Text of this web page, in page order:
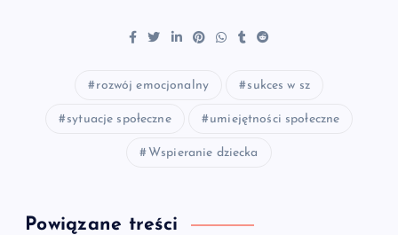
rozwój emocjonalny sukces w sz
sytuacje społeczne umiejętności społeczne
Wspieranie dziecka
Powiązane treści